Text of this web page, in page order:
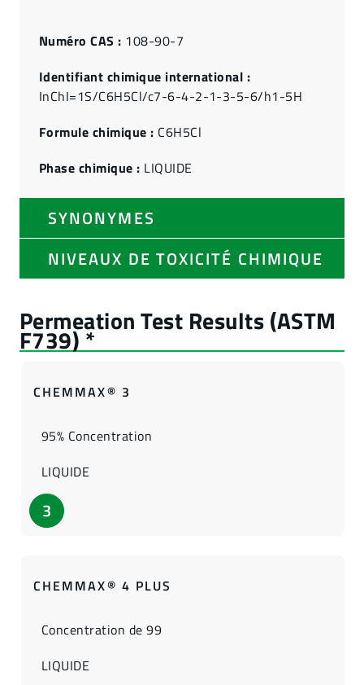
SYNONYMES
NIVEAUX DE TOXICITÉ CHIMIQUE
Numéro CAS : 108-90-7
Identifiant chimique international :
InChI=1S/C6H5Cl/c7-6-4-2-1-3-5-6/h1-5H
Formule chimique : C6H5Cl
Phase chimique : LIQUIDE
CHEMMAX® 3
95% Concentration
LIQUIDE
3
CHEMMAX® 4 PLUS
Concentration de 99
LIQUIDE